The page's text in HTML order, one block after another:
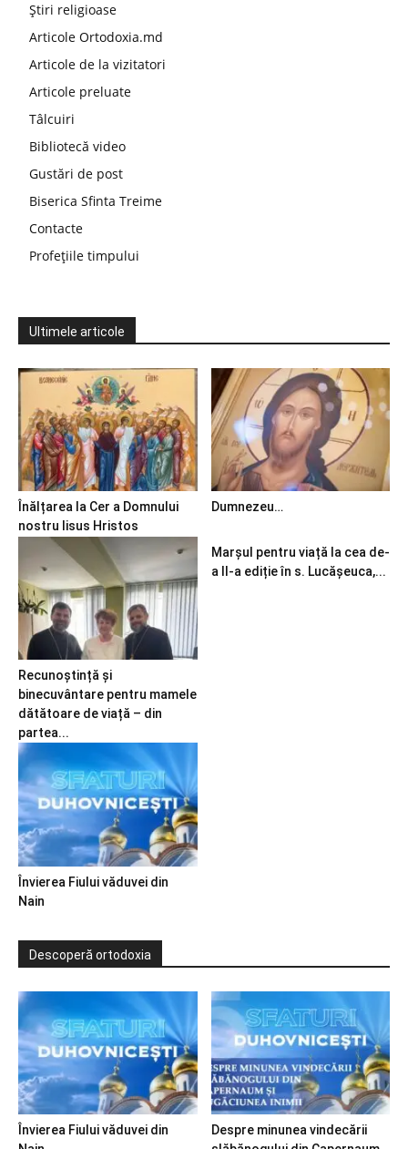
Știri religioase
Articole Ortodoxia.md
Articole de la vizitatori
Articole preluate
Tâlcuiri
Bibliotecă video
Gustări de post
Biserica Sfinta Treime
Contacte
Profețiile timpului
Ultimele articole
Înălțarea la Cer a Domnului
nostru Iisus Hristos
Dumnezeu…
Recunoștință și
binecuvântare pentru mamele
dătătoare de viață – din
partea...
Marșul pentru viață la cea de-
a II-a ediție în s. Lucășeuca,...
Învierea Fiului văduvei din
Nain
Descoperă ortodoxia
Învierea Fiului văduvei din
Despre minunea vindecării